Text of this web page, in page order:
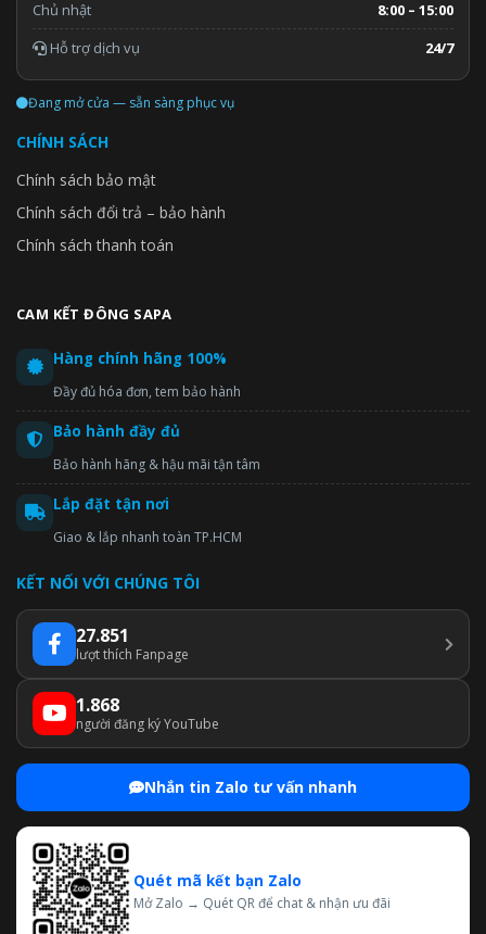
Chủ nhật
8:00 – 15:00
Hỗ trợ dịch vụ
24/7
Đang mở cửa — sẵn sàng phục vụ
CHÍNH SÁCH
Chính sách bảo mật
Chính sách đổi trả – bảo hành
Chính sách thanh toán
CAM KẾT ĐÔNG SAPA
Hàng chính hãng 100%
Đầy đủ hóa đơn, tem bảo hành
Bảo hành đầy đủ
Bảo hành hãng & hậu mãi tận tâm
Lắp đặt tận nơi
Giao & lắp nhanh toàn TP.HCM
KẾT NỐI VỚI CHÚNG TÔI
27.851
lượt thích Fanpage
1.868
người đăng ký YouTube
Nhắn tin Zalo tư vấn nhanh
Quét mã kết bạn Zalo
Mở Zalo → Quét QR để chat & nhận ưu đãi